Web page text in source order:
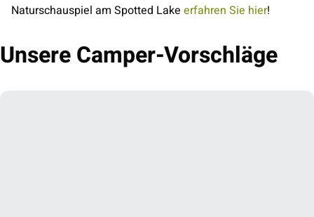
Naturschauspiel am Spotted Lake erfahren Sie hier!
Unsere Camper-Vorschläge